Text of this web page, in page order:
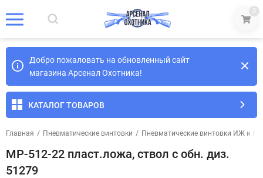
0
Добро пожаловать на обновленный сайт
магазина Арсенал Охотника!
КАТАЛОГ ТОВАРОВ
Главная / Пневматические винтовки / Пневматические винтовки ИЖ и МР
МР-512-22 пласт.ложа, ствол с обн. диз.
51279